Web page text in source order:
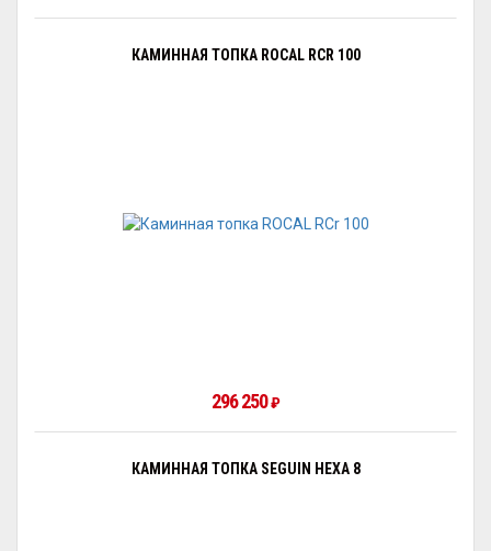
КАМИННАЯ ТОПКА ROCAL RCR 100
296 250₽
КАМИННАЯ ТОПКА SEGUIN HEXA 8